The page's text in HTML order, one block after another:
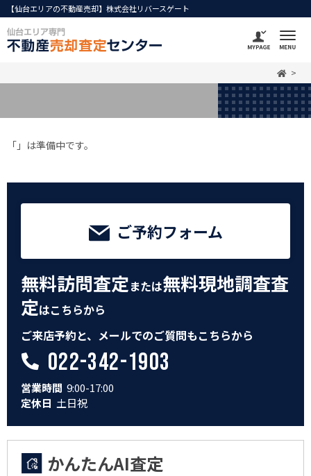
【仙台エリアの不動産売却】株式会社リバースゲート
「」は準備中です。
ご予約フォーム
無料訪問査定または無料現地調査査
定はこちらから
ご来店予約と、メールでのご質問もこちらから
022-342-1903
営業時間 9:00-17:00
定休日 土日祝
かんたんAI査定